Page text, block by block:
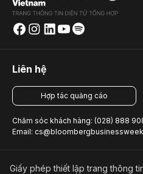
Liên hệ
Hợp tác quảng cáo
Chăm sóc khách hàng: (028) 888
Email:
Giấy phép thiết lập trang thông